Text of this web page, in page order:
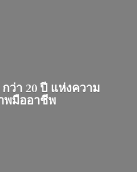
า 20 ปี แห่งความ
พมืออาชีพ